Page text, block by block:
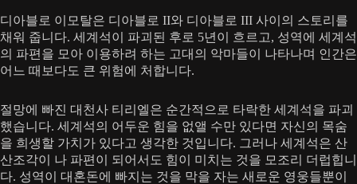
디아블로 이모탈은 디아블로 II와 디아블로 III 사이의 스토리를
채워 줍니다. 세계석이 파괴된 후로 5년이 흐르고, 성역에 세계석
의 파편을 모아 이용하려 하는 고대의 악마들이 나타나며 인간은
어느 때보다도 큰 위험에 처합니다.
절망에 빠진 대천사 티리엘은 순간적으로 타락한 세계석을 파괴
했습니다. 세계석의 어두운 힘을 없앨 수만 있다면 자신의 목숨
을 희생할 가치가 있다고 생각한 것입니다. 그러나 세계석은 산
산조각이 나 파편이 되어서도 힘이 미치는 것을 모조리 더럽힙니
다. 성역이 대혼돈에 빠지는 것을 막을 자는 새로운 영웅들뿐이